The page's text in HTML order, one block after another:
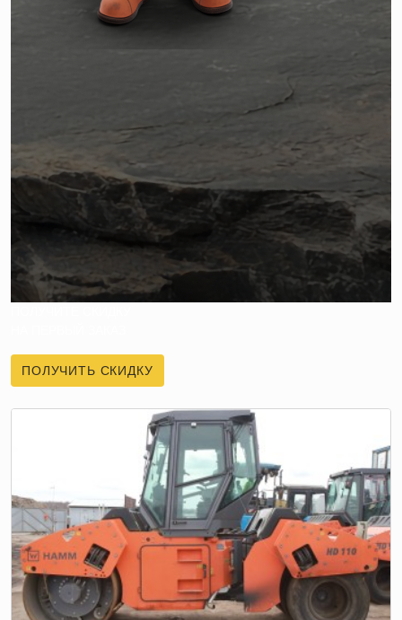
ПОЛУЧИТЬ СКИДКУ